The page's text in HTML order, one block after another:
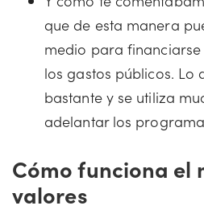
que de esta manera
medio para
los gastos públicos. Lo
bastante y se utiliza
adelantar los
Cómo funciona el
valores